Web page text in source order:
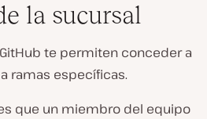
la sucursal
te permiten conceder a
ramas específicas.
que un miembro del equipo